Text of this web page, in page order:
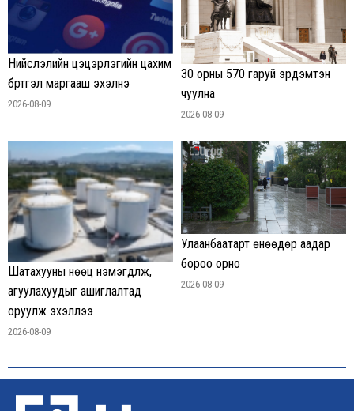
Нийслэлийн цэцэрлэгийн цахим
бүртгэл маргааш эхэлнэ
2026-08-09
30 орны 570 гаруй эрдэмтэн
чуулна
2026-08-09
Шатахууны нөөц нэмэгдүүлж,
агуулахуудыг ашиглалтад
оруулж эхэллээ
2026-08-09
Улаанбаатарт өнөөдөр аадар
бороо орно
2026-08-09